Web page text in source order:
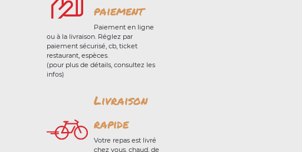
paiement
Paiement en ligne
ou à la livraison. Réglez par
paiement sécurisé, cb, ticket
restaurant, espèces.
(pour plus de détails, consultez les
infos)
Livraison
rapide
Votre repas est livré
chez vous, chaud, de